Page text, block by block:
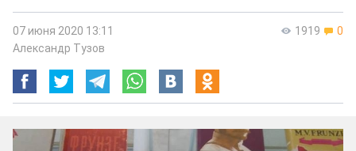
1919 0
07 июня 2020 13:11
Александр Тузов